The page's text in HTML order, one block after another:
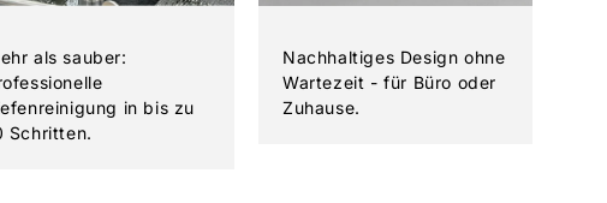
als sauber:
in bis zu
Schritten.
Nachhaltiges Design ohne
Wartezeit - für Büro oder
Zuhause.